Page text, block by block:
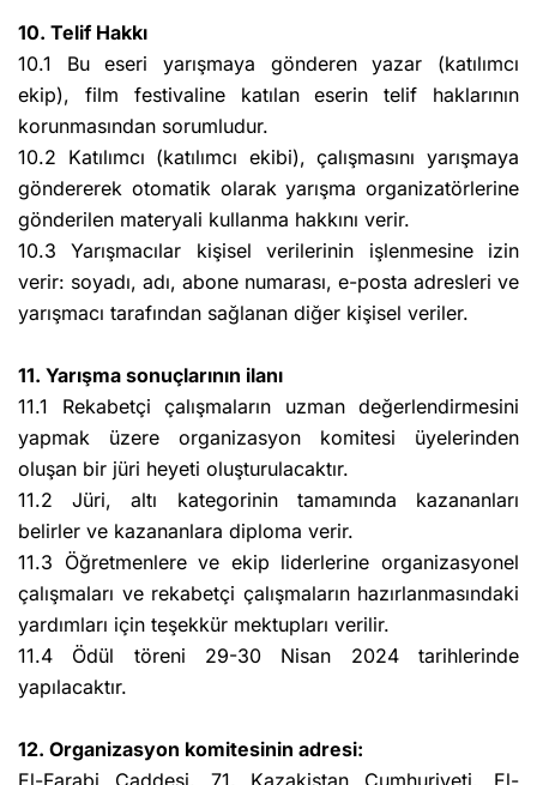
10. Telif Hakkı
10.1 Bu eseri yarışmaya gönderen yazar (katılımcı
ekip), film festivaline katılan eserin telif haklarının
korunmasından sorumludur.
10.2 Katılımcı (katılımcı ekibi), çalışmasını yarışmaya
göndererek otomatik olarak yarışma organizatörlerine
gönderilen materyali kullanma hakkını verir.
10.3 Yarışmacılar kişisel verilerinin işlenmesine izin
verir: soyadı, adı, abone numarası, e-posta adresleri ve
yarışmacı tarafından sağlanan diğer kişisel veriler.
11. Yarışma sonuçlarının ilanı
11.1 Rekabetçi çalışmaların uzman değerlendirmesini
yapmak üzere organizasyon komitesi üyelerinden
oluşan bir jüri heyeti oluşturulacaktır.
11.2 Jüri, altı kategorinin tamamında kazananları
belirler ve kazananlara diploma verir.
11.3 Öğretmenlere ve ekip liderlerine organizasyonel
çalışmaları ve rekabetçi çalışmaların hazırlanmasındaki
yardımları için teşekkür mektupları verilir.
11.4 Ödül töreni 29-30 Nisan 2024 tarihlerinde
yapılacaktır.
12. Organizasyon komitesinin adresi: